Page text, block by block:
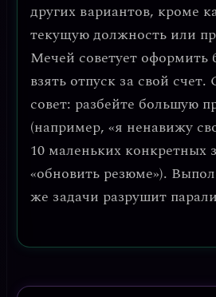
других вариантов, кроме
текущую должность или
Мечей советует оформить
взять отпуск за свой счет.
совет: разбейте большую
(например, «я ненавижу
10 маленьких конкретных
«обновить резюме»).
же задачи разрушит